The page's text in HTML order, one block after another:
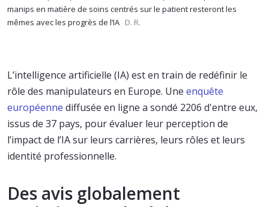
manips en matière de soins centrés sur le patient resteront les
mêmes avec les progrès de l’IA D. R.
L’intelligence artificielle (IA) est en train de redéfinir le
rôle des manipulateurs en Europe. Une enquête
européenne diffusée en ligne a sondé 2206 d'entre eux,
issus de 37 pays, pour évaluer leur perception de
l’impact de l’IA sur leurs carrières, leurs rôles et leurs
identité professionnelle.
Des avis globalement